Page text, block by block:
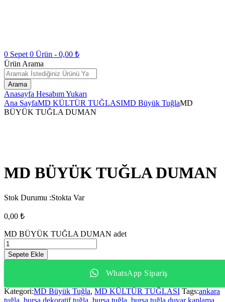
0 Sepet 0 Ürün - 0,00 ₺
Ürün Arama
Arama
Anasayfa HesabımYukarı
Ana SayfaMD KÜLTÜR TUĞLASIMD Büyük TuğlaMD
BÜYÜK TUĞLA DUMAN
MD BÜYÜK TUĞLA DUMAN
Stok Durumu :Stokta Var
0,00 ₺
MD BÜYÜK TUĞLA DUMAN adet
Sepete Ekle
WhatsApp Sipariş
Kategori:MD Büyük Tuğla, MD KÜLTÜR TUĞLASI Tags:ankara
tuğla, bursa dekoratif tuğla, bursa tuğla, bursa tuğla duvar kaplama,